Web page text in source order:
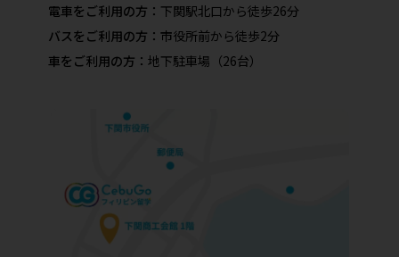
電車をご利用の方： 下関駅北口から徒歩26分
バスをご利用の方： 市役所前から徒歩2分
車をご利用の方： 地下駐車場（26台）